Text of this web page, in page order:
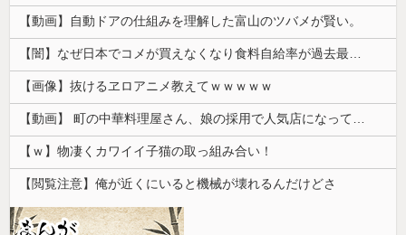
【動画】自動ドアの仕組みを理解した富山のツバメが賢い。
【闇】なぜ日本でコメが買えなくなり食料自給率が過去最低に並んだのか？
【画像】抜けるヱロアニメ教えてｗｗｗｗｗ
【動画】 町の中華料理屋さん、娘の採用で人気店になってしまう
【ｗ】物凄くカワイイ子猫の取っ組み合い！
【閲覧注意】俺が近くにいると機械が壊れるんだけどさ